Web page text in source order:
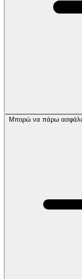
Μπορώ να πάρω